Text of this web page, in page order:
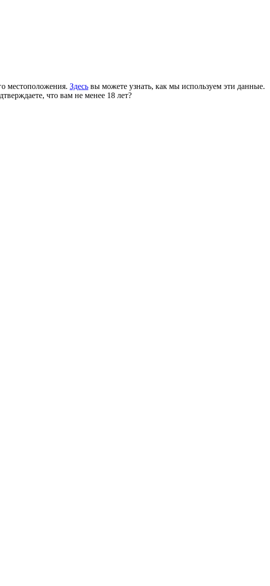
местоположения. Здесь вы можете узнать, как мы используем эти данные.
что вам не менее 18 лет?